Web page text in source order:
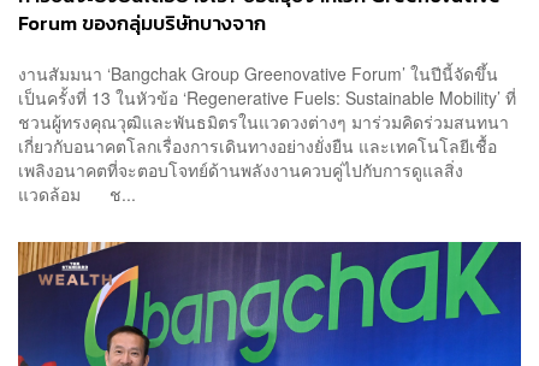
Forum ของกลุ่มบริษัทบางจาก
งานสัมมนา ‘Bangchak Group Greenovative Forum’ ในปีนี้จัดขึ้น
เป็นครั้งที่ 13 ในหัวข้อ ‘Regenerative Fuels: Sustainable Mobility’ ที่
ชวนผู้ทรงคุณวุฒิและพันธมิตรในแวดวงต่างๆ มาร่วมคิดร่วมสนทนา
เกี่ยวกับอนาคตโลกเรื่องการเดินทางอย่างยั่งยืน และเทคโนโลยีเชื้อ
เพลิงอนาคตที่จะตอบโจทย์ด้านพลังงานควบคู่ไปกับการดูแลสิ่ง
แวดล้อม ช...